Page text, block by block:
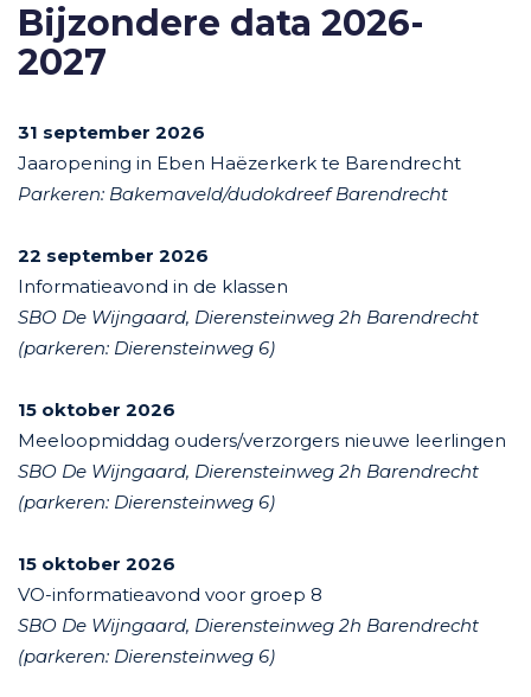
Bijzondere data 2026-
2027
31 september 2026
Jaaropening in Eben Haëzerkerk te Barendrecht
Parkeren: Bakemaveld/dudokdreef Barendrecht
22 september 2026
Informatieavond in de klassen
SBO De Wijngaard, Dierensteinweg 2h Barendrecht
(parkeren: Dierensteinweg 6)
15 oktober 2026
Meeloopmiddag ouders/verzorgers nieuwe leerlingen
SBO De Wijngaard, Dierensteinweg 2h Barendrecht
(parkeren: Dierensteinweg 6)
15 oktober 2026
VO-informatieavond voor groep 8
SBO De Wijngaard, Dierensteinweg 2h Barendrecht
(parkeren: Dierensteinweg 6)